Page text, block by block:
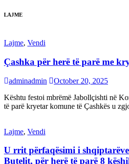
LAJME
Lajme, Vendi
Çashka për herë të parë me
adminadmin
October 20, 2025
Kështu festoi mbrëmë Jabollçishti në
të parë kryetar komune të Çashkës u
Lajme, Vendi
U rrit përfaqësimi i
Butelit, për herë të parë 8